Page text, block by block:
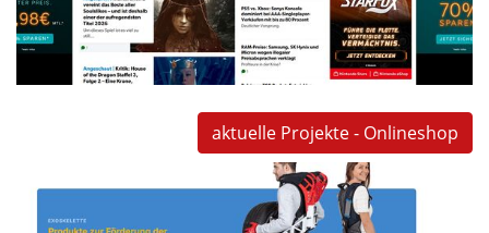
für Werkmeister & Company Portale
Werbekampagne Programmierung TV-Streaming
aktuelle Projekte - Onlineshop